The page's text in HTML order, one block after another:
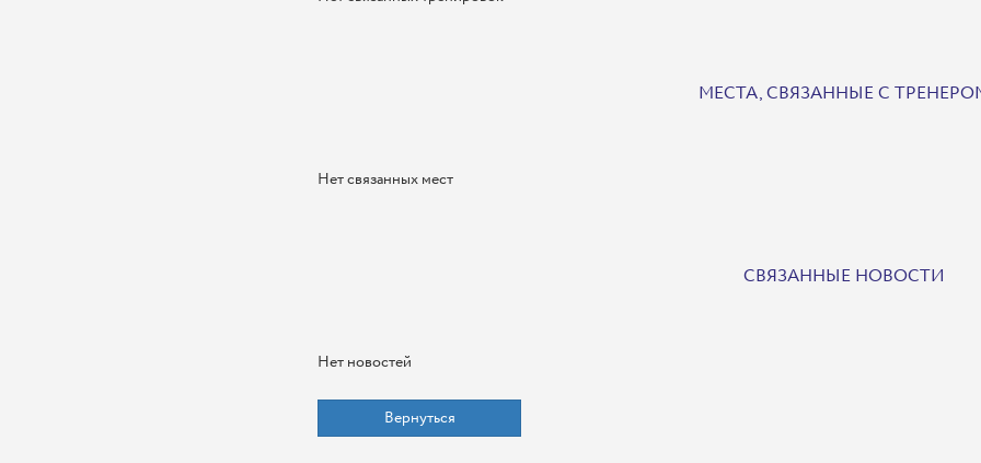
МЕСТА, СВЯЗАННЫЕ С
Нет связанных мест
СВЯЗАННЫЕ НОВОСТИ
Нет новостей
Вернуться